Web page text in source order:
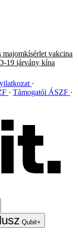
majomkísérlet vakcina
19 járvány kína
Támogatói ÁSZF
Qubit+